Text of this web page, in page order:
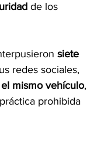
de los
siete
redes sociales,
mismo vehículo,
prohibida